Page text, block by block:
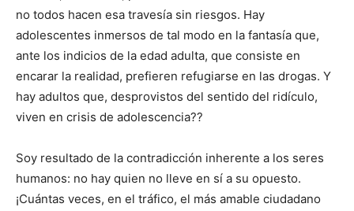
no todos hacen esa travesía sin riesgos. Hay
adolescentes inmersos de tal modo en la fantasía que,
ante los indicios de la edad adulta, que consiste en
encarar la realidad, prefieren refugiarse en las drogas. Y
hay adultos que, desprovistos del sentido del ridículo,
viven en crisis de adolescencia??
Soy resultado de la contradicción inherente a los seres
humanos: no hay quien no lleve en sí a su opuesto.
¡Cuántas veces, en el tráfico, el más amable ciudadano